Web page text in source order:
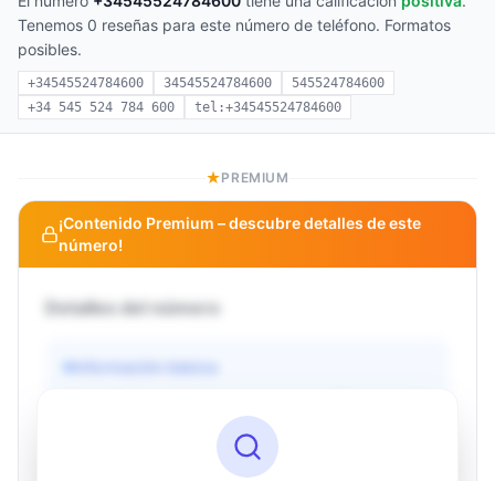
Tenemos 0 reseñas para este número de teléfono. Formatos
posibles.
+34545524784600 34545524784600
545524784600
+34 545 524 784 600
tel:+34545524784600
PREMIUM
¡Contenido Premium – descubre detalles de este
número!
Detalles del número
Información básica